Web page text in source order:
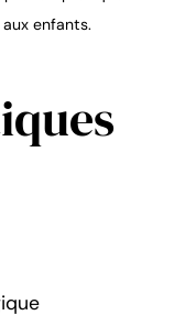
enfants.